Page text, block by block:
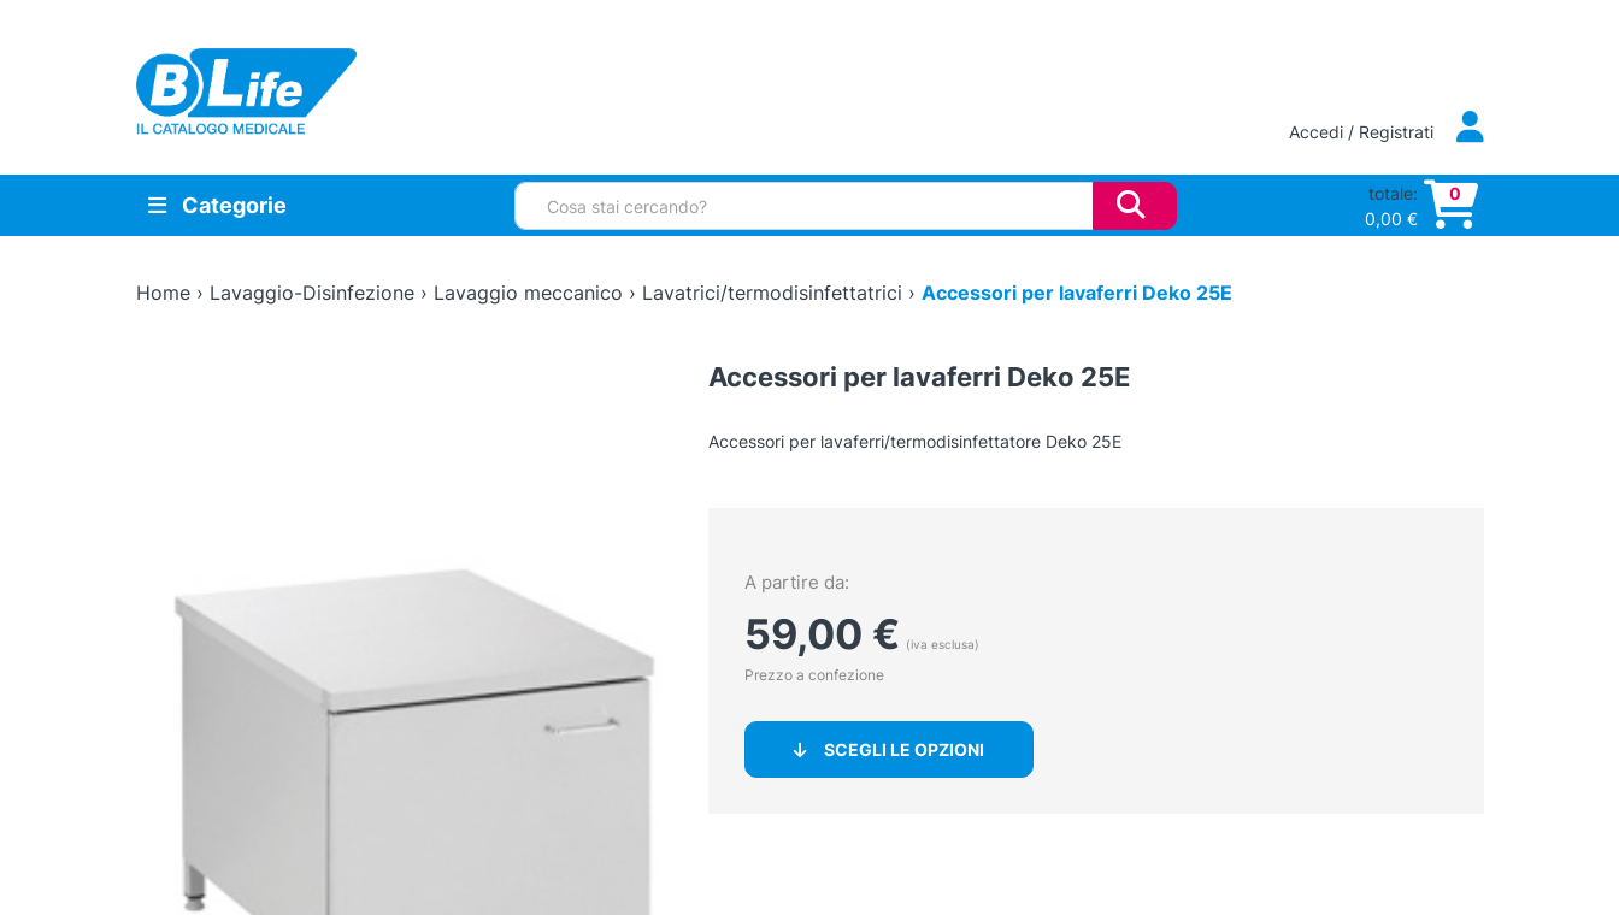
Vai al contenuto principale
Accedi / Registrati
Categorie
totale:
0,00 €
0
Cerca:
Home› Lavaggio-Disinfezione› Lavaggio meccanico › Lavatrici/termodisinfettatrici › Accessori per lavaferri Deko 25E
Accessori per lavaferri Deko 25E
Accessori per lavaferri/termodisinfettatore Deko 25E
A partire da:
59,00 € (iva esclusa)
Prezzo a confezione
SCEGLI LE OPZIONI